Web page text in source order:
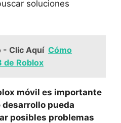
⁣soluciones
- Clic Aquí Cómo
de Roblox
móvil es importante
desarrollo ​pueda
posibles problemas